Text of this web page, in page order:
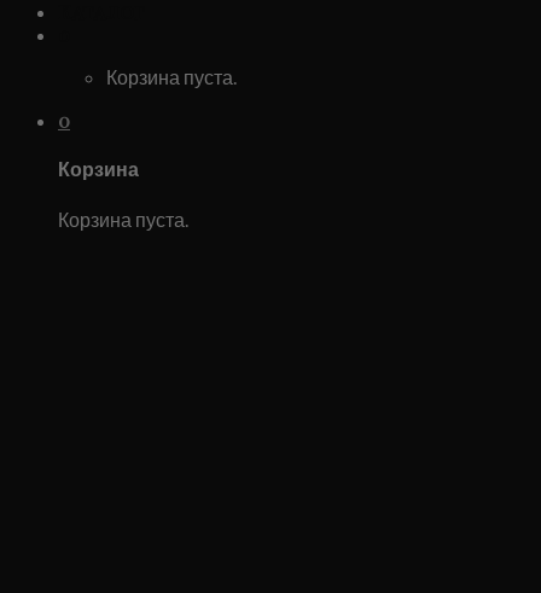
Корзина пуста.
0
Корзина
Корзина пуста.